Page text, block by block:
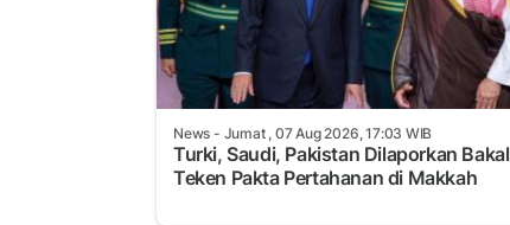
News - Jumat , 07 Aug 2026, 17:03 WIB
Turki, Saudi, Pakistan Dilaporkan Bakal
Teken Pakta Pertahanan di Makkah